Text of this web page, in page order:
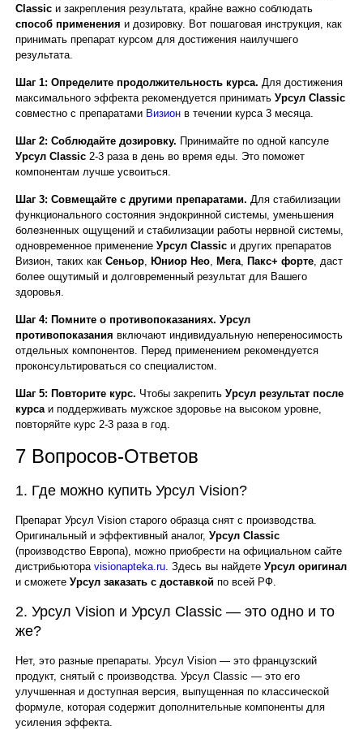
Classic и закрепления результата, крайне важно соблюдать
способ применения и дозировку. Вот пошаговая инструкция, как
принимать препарат курсом для достижения наилучшего
результата.
Шаг 1: Определите продолжительность курса. Для достижения
максимального эффекта рекомендуется приниматьУрсул Classic
совместно с препаратами Визион в течении курса 3 месяца.
Шаг 2: Соблюдайте дозировку. Принимайте по одной капсуле
Урсул Classic 2-3 раза в день во время еды. Это поможет
компонентам лучше усвоиться.
Шаг 3: Совмещайте с другими препаратами. Для стабилизации
функционального состояния эндокринной системы, уменьшения
болезненных ощущений и стабилизации работы нервной системы,
одновременное применениеУрсул Classic и других препаратов
Визион, таких какСеньор ,Юниор Нео ,Мега ,Пакс+ форте , даст
более ощутимый и долговременный результат для Вашего
здоровья.
Шаг 4: Помните о противопоказаниях. Урсул
противопоказания включают индивидуальную непереносимость
отдельных компонентов. Перед применением рекомендуется
проконсультироваться со специалистом.
Шаг 5: Повторите курс. Чтобы закрепитьУрсул результат после
курса и поддерживать мужское здоровье на высоком уровне,
повторяйте курс 2-3 раза в год.
7 Вопросов-Ответов
1. Где можно купить Урсул Vision?
Препарат Урсул Vision старого образца снят с производства.
Оригинальный и эффективный аналог,Урсул Classic
(производство Европа), можно приобрести на официальном сайте
дистрибьютораvisionapteka.ru . Здесь вы найдетеУрсул оригинал
и сможетеУрсул заказать с доставкой по всей РФ.
2. Урсул Vision и Урсул Classic — это одно и то
же?
Нет, это разные препараты. Урсул Vision — это французский
продукт, снятый с производства. Урсул Classic — это его
улучшенная и доступная версия, выпущенная по классической
формуле, которая содержит дополнительные компоненты для
усиления эффекта.